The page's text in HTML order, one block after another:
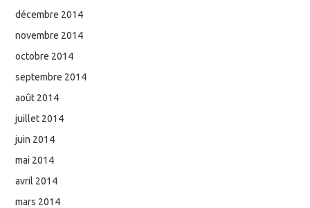
décembre 2014
novembre 2014
octobre 2014
septembre 2014
août 2014
juillet 2014
juin 2014
mai 2014
avril 2014
mars 2014